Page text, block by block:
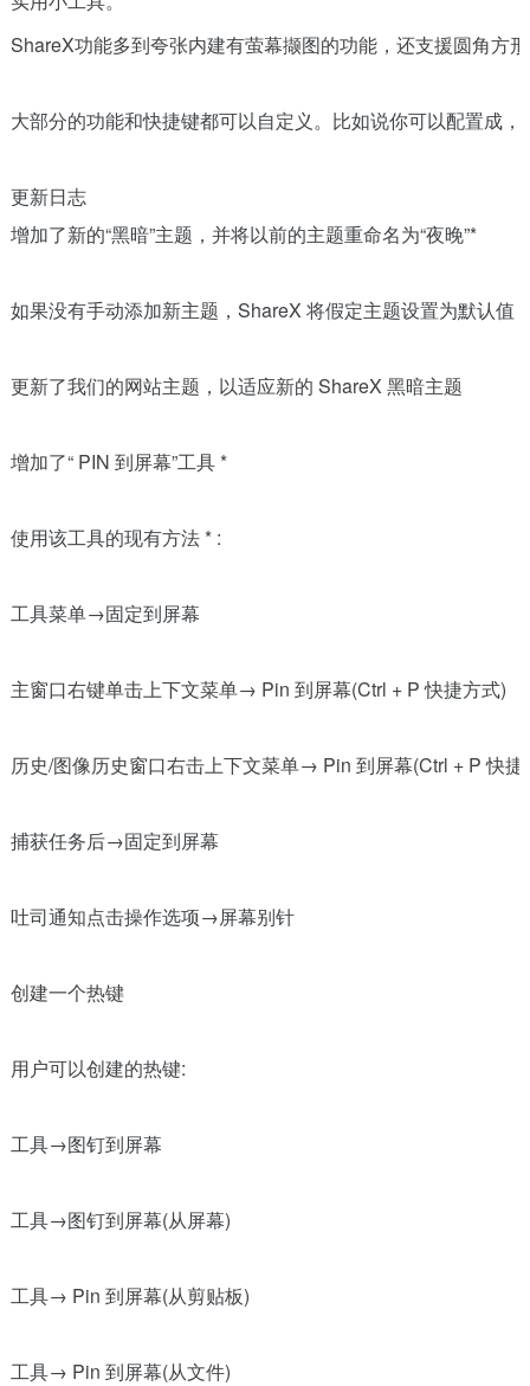
ShareX功能多到夸张内建有萤幕撷图的功能，还支援圆角方
大部分的功能和快捷键都可以自定义。比如说你可以配置成
更新日志
增加了新的“黑暗”主题，并将以前的主题重命名为“夜晚”*
如果没有手动添加新主题，ShareX 将假定主题设置为默认
更新了我们的网站主题，以适应新的 ShareX 黑暗主题
增加了“ PIN 到屏幕”工具 *
使用该工具的现有方法 * :
工具菜单→固定到屏幕
主窗口右键单击上下文菜单→ Pin 到屏幕(Ctrl + P 快捷方式)
历史/图像历史窗口右击上下文菜单→ Pin 到屏幕(Ctrl + P 快捷
捕获任务后→固定到屏幕
吐司通知点击操作选项→屏幕别针
创建一个热键
用户可以创建的热键:
工具→图钉到屏幕
工具→图钉到屏幕(从屏幕)
工具→ Pin 到屏幕(从剪贴板)
工具→ Pin 到屏幕(从文件)